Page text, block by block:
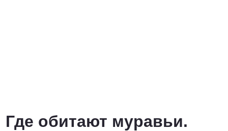
Где обитают муравьи.